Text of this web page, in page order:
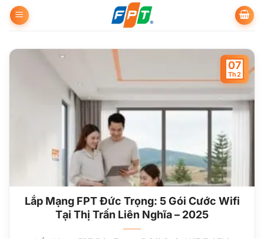
qua
dung
Lắp Mạng FPT Đức Trọng: 5 Gói Cước Wifi
Tại Thị Trấn Liên Nghĩa – 2025
07
Th2